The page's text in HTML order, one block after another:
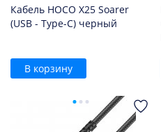
Кабель HOCO X25 Soarer
(USB - Type-C) черный
В корзину